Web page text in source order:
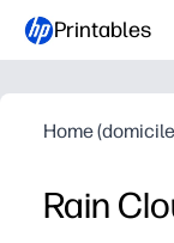
Printables
Home
Rain